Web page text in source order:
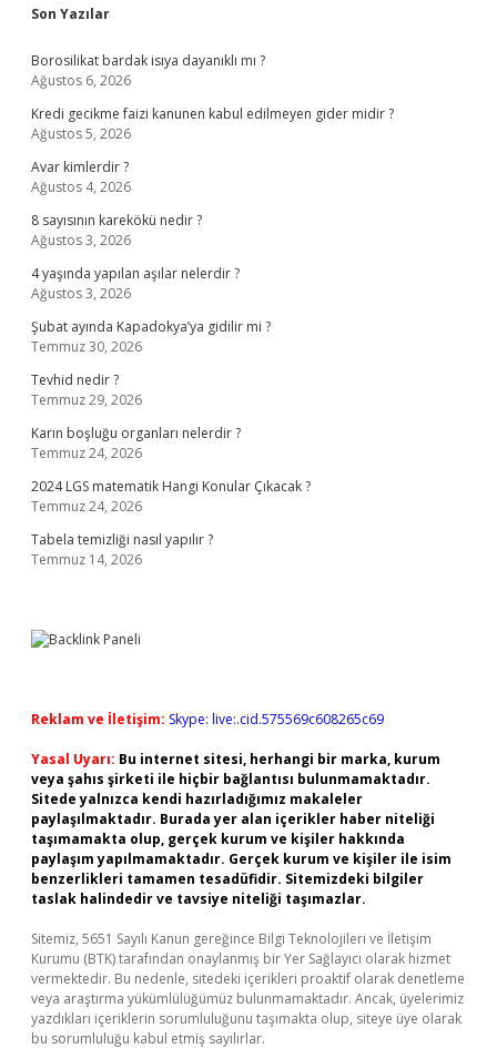
Sidebar
Son Yazılar
Borosilikat bardak isıya dayanıklı mı ?
Ağustos 6, 2026
Kredi gecikme faizi kanunen kabul edilmeyen gider midir ?
Ağustos 5, 2026
Avar kimlerdir ?
Ağustos 4, 2026
8 sayısının karekökü nedir ?
Ağustos 3, 2026
4 yaşında yapılan aşılar nelerdir ?
Ağustos 3, 2026
Şubat ayında Kapadokya’ya gidilir mi ?
Temmuz 30, 2026
Tevhid nedir ?
Temmuz 29, 2026
Karın boşluğu organları nelerdir ?
Temmuz 24, 2026
2024 LGS matematik Hangi Konular Çıkacak ?
Temmuz 24, 2026
Tabela temizliği nasıl yapılır ?
Temmuz 14, 2026
Reklam ve İletişim: Skype: live:.cid.575569c608265c69
Yasal Uyarı: Bu internet sitesi, herhangi bir marka, kurum
veya şahıs şirketi ile hiçbir bağlantısı bulunmamaktadır.
Sitede yalnızca kendi hazırladığımız makaleler
paylaşılmaktadır. Burada yer alan içerikler haber niteliği
taşımamakta olup, gerçek kurum ve kişiler hakkında
paylaşım yapılmamaktadır. Gerçek kurum ve kişiler ile isim
benzerlikleri tamamen tesadüfidir. Sitemizdeki bilgiler
taslak halindedir ve tavsiye niteliği taşımazlar.
Sitemiz, 5651 Sayılı Kanun gereğince Bilgi Teknolojileri ve İletişim
Kurumu (BTK) tarafından onaylanmış bir Yer Sağlayıcı olarak hizmet
vermektedir. Bu nedenle, sitedeki içerikleri proaktif olarak denetleme
veya araştırma yükümlülüğümüz bulunmamaktadır. Ancak, üyelerimiz
yazdıkları içeriklerin sorumluluğunu taşımakta olup, siteye üye olarak
bu sorumluluğu kabul etmiş sayılırlar.